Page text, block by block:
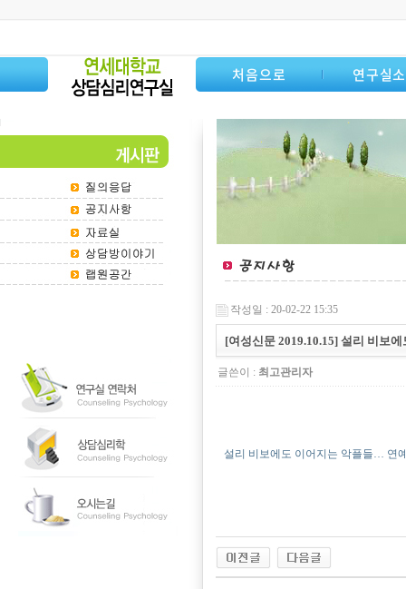
처음으로 연구실
작성일 : 20-02-22 15:35
[여성신문 2019.10.15] 설리 비보
글쓴이 : 최고관리자
설리 비보에도 이어지는 악플들… 연